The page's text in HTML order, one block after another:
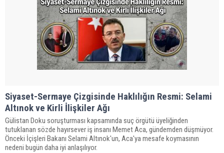
Siyaset-Sermaye Çizgisinde Haklılığın Resmi: Selami
Altınok ve Kirli İlişkiler Ağı
Gülistan Doku soruşturması kapsamında suç örgütü üyeliğinden
tutuklanan sözde hayırsever iş insanı Memet Aca, gündemden düşmüyor.
Önceki İçişleri Bakanı Selami Altınok'un, Aca'ya mesafe koymasının
nedeni bugün daha iyi anlaşılıyor.